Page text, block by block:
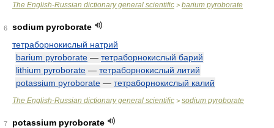
The English-Russian dictionary general scientific > barium pyroborate
6
sodium pyroborate
тетраборнокислый натрий
barium pyroborate — тетраборнокислый барий
lithium pyroborate — тетраборнокислый литий
potassium pyroborate — тетраборнокислый калий
The English-Russian dictionary general scientific > sodium pyroborate
7
potassium pyroborate